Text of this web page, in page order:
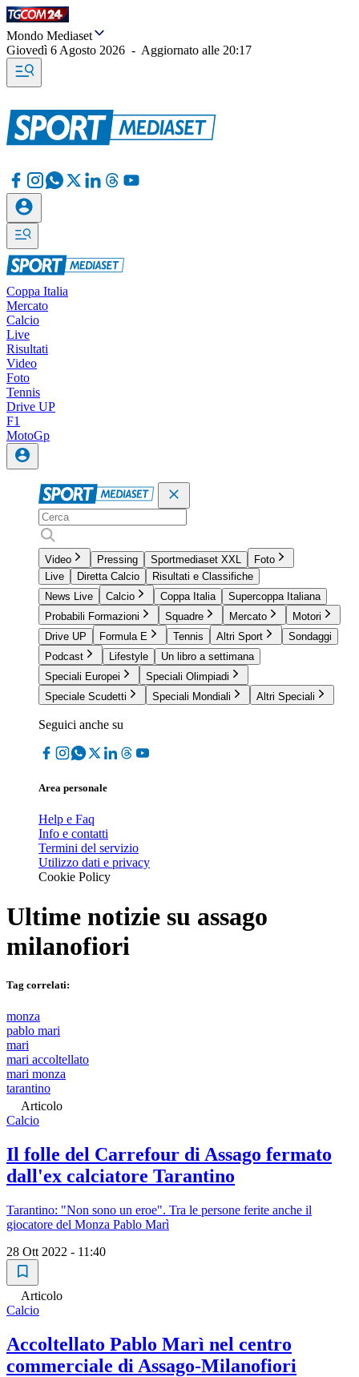
Mondo Mediaset
Giovedì 6 Agosto 2026 - Aggiornato alle 20:17
Coppa Italia
Mercato
Calcio
Live
Risultati
Video
Foto
Tennis
Drive UP
F1
MotoGp
Video Pressing Sportmediaset XXL
Foto
Live
Diretta Calcio
Risultati e Classifiche
News Live
Calcio Coppa Italia
Supercoppa Italiana
Probabili Formazioni
Squadre Mercato
Motori
Drive UP
Formula E Tennis Altri Sport
Sondaggi
Podcast
Lifestyle
Un libro a settimana
Speciali Europei
Speciali Olimpiadi
Speciale Scudetti
Speciali Mondiali Altri Speciali
Seguici anche su
Area personale
Help e Faq
Info e contatti
Termini del servizio
Utilizzo dati e privacy
Cookie Policy
Ultime notizie su assago
milanofiori
Tag correlati:
monza
pablo mari
mari
mari accoltellato
mari monza
tarantino
Articolo
Calcio
Il folle del Carrefour di Assago fermato
dall'ex calciatore Tarantino
Tarantino: "Non sono un eroe". Tra le persone ferite anche il
giocatore del Monza Pablo Marì
28 Ott 2022 - 11:40
Articolo
Calcio
Accoltellato Pablo Marì nel centro
commerciale di Assago-Milanofiori